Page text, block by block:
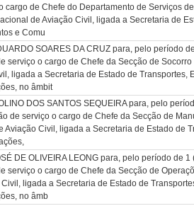
cargo de Chefe do Departamento de Serviços
de Aviação Civil, ligada a Secretaria de
e Comu
SOARES DA CRUZ para, pelo período
serviço o cargo de Chefe da Secção de
ligada a Secretaria de Estado de Transportes,
no âmbit
DOS SANTOS SEQUEIRA para, pelo
de serviço o cargo de Chefe da Secção de
Aviação Civil, ligada a Secretaria de Estado de
DE OLIVEIRA LEONG para, pelo período de
serviço o cargo de Chefe da Secção de
ligada a Secretaria de Estado de
no âmb